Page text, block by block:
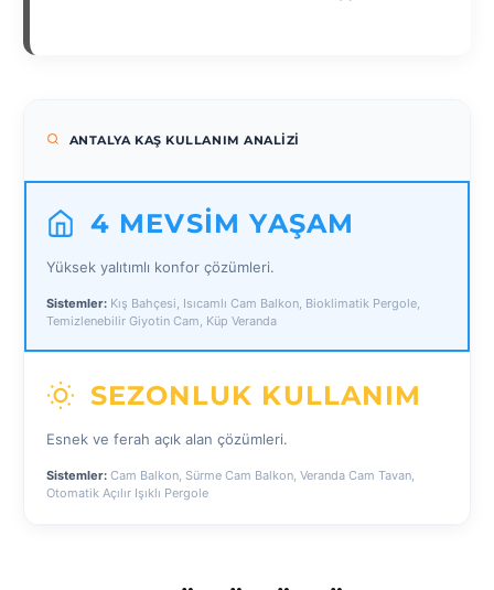
ANTALYA KAŞ KULLANIM ANALIZI
4 MEVSIM YAŞAM
Yüksek yalıtımlı konfor çözümleri.
Sistemler: Kış Bahçesi, Isıcamlı Cam Balkon, Bioklimatik Pergole,
Temizlenebilir Giyotin Cam, Küp Veranda
SEZONLUK KULLANIM
Esnek ve ferah açık alan çözümleri.
Sistemler: Cam Balkon, Sürme Cam Balkon, Veranda Cam Tavan,
Otomatik Açılır Işıklı Pergole